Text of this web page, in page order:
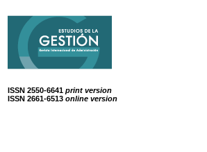
ISSN 2550-6641 print version
ISSN 2661-6513 online version